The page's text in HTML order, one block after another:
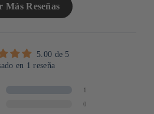
Más Reseñas
5.00 de 5
en 1 reseña
1
0